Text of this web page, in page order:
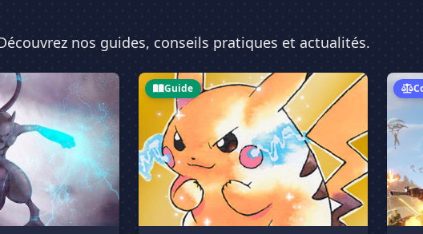
nos guides, conseils pratiques et actualités.
Discord Pokemon en 2026Comment choisir son serveur Discord sur
Guide Les